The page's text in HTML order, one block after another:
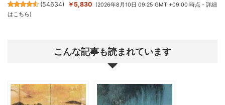
(54634) ￥5,830 (2026年8月10日 09:25 GMT +09:00 時点 -詳細
はこちら)
こんな記事も読まれています